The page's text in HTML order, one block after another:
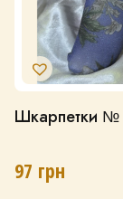
Шкарпетки №
97 грн